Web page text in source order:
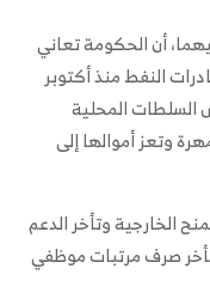
أن الحكومة تعاني
النفط منذ أكتوبر
بعض السلطات المحلية
وتعز أموالها إلى
الخارجية وتأخر الدعم
صرف مرتبات موظفي